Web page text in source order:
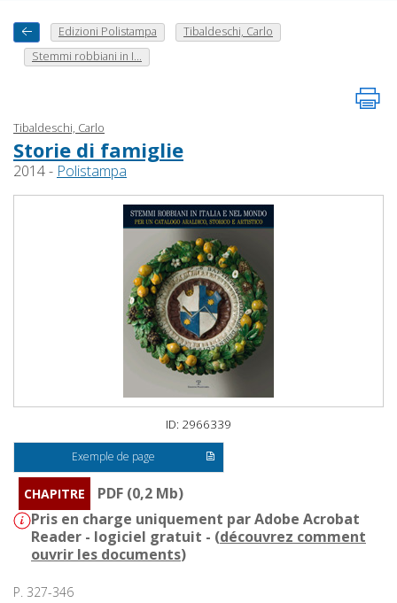
Edizioni Polistampa
Tibaldeschi, Carlo
Stemmi robbiani in I...
Tibaldeschi, Carlo
Storie di famiglie
2014 - Polistampa
ID: 2966339
Exemple de page
CHAPITRE
PDF (0,2 Mb)
Pris en charge uniquement par Adobe Acrobat
Reader - logiciel gratuit - (découvrez comment
ouvrir les documents)
P. 327-346